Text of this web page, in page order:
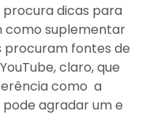
procura dicas para
como suplementar
procuram fontes de
claro, que
como a
agradar um e